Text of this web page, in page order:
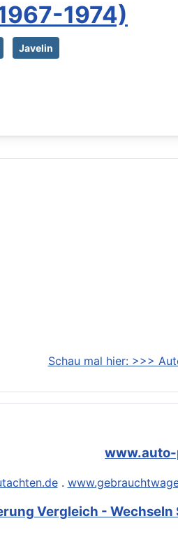
1974)
Javelin
Schau mal hier: >>>
.
Vergleich -